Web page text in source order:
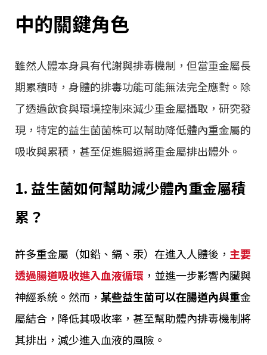
中的關鍵角色
雖然人體本身具有代謝與排毒機制，但當重金屬長
期累積時，身體的排毒功能可能無法完全應對。除
了透過飲食與環境控制來減少重金屬攝取，研究發
現，特定的益生菌菌株可以幫助降低體內重金屬的
吸收與累積，甚至促進腸道將重金屬排出體外。
1. 益生菌如何幫助減少體內重金屬積
累？
許多重金屬（如鉛、鎘、汞）在進入人體後， 主要
透過腸道吸收進入血液循環 ，並進一步影響內臟與
神經系統。然而， 某些益生菌可以在腸道內與重金
屬結合，降低其吸收率，甚至幫助體內排毒機制將
其排出，減少進入血液的風險。